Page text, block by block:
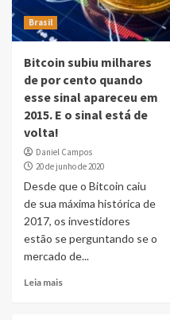
Brasil
Bitcoin subiu milhares
de por cento quando
esse sinal apareceu em
2015. E o sinal está de
volta!
Daniel Campos
20 de junho de 2020
Desde que o Bitcoin caiu
de sua máxima histórica de
2017, os investidores
estão se perguntando se o
mercado de...
Leia mais